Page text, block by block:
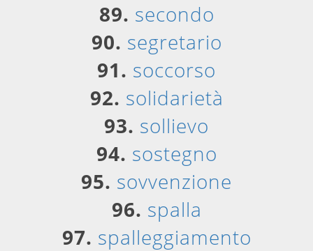
89. secondo
90. segretario
91. soccorso
92. solidarietà
93. sollievo
94. sostegno
95. sovvenzione
96. spalla
97. spalleggiamento